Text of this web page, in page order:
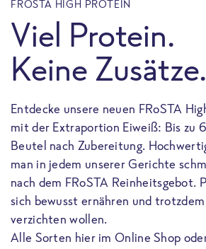
FROSTA HIGH PROTEIN
Viel Protein.
Keine Zusätze.
Entdecke unsere neuen FRoSTA
mit der Extraportion Eiweiß: Bis zu
Beutel nach Zubereitung.
man in jedem unserer Gerichte
nach dem FRoSTA Reinheitsgebot.
sich bewusst ernähren und
verzichten wollen.
Alle Sorten hier im Online Shop